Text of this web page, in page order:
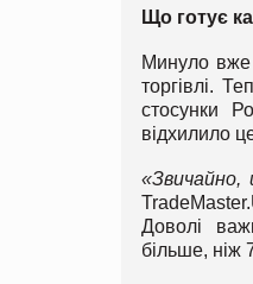
Що готує
Минуло вже
торгівлі.
стосунки
відхилило
«Звичайно,
Доволі
більше, ніж